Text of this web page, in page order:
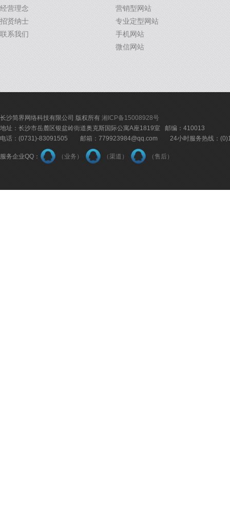
经营理念
招贤纳士
联系我们
营销型网站
专业定型网站
手机网站
微信网站
长沙简界网络科技有限公司 版权所有 湘ICP备15008928号
地址：长沙市岳麓区银盆岭街道奥克斯国际公寓A座1819室 邮编：410013
电话：(0731)-83091505 邮箱：779923984@qq.com 24小时服务热线：
服务企业QQ： （业务） （渠道） （售后）